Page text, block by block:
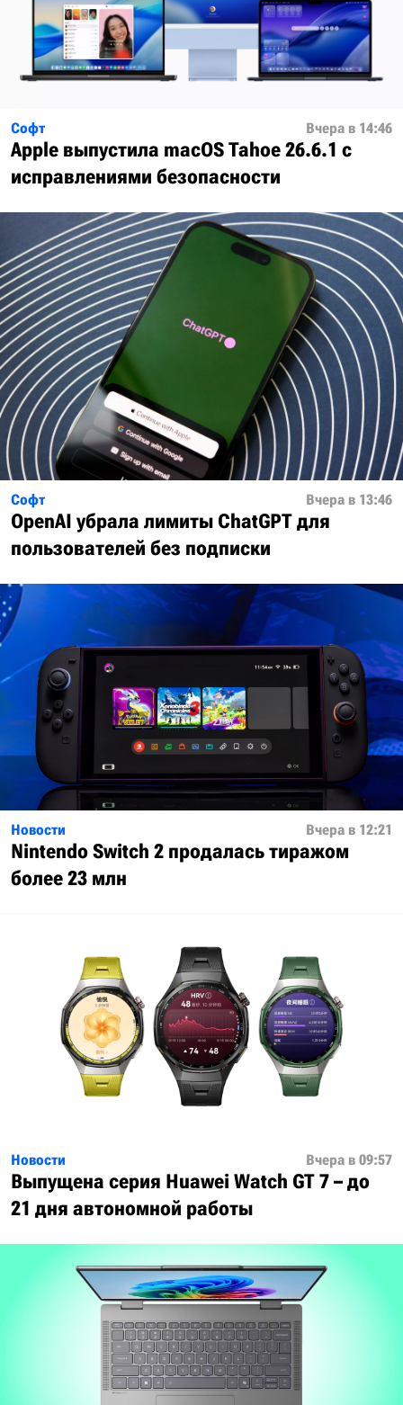
Софт Вчера в 14:46
Apple выпустила macOS Tahoe 26.6.1 с
исправлениями безопасности
Софт Вчера в 13:46
OpenAI убрала лимиты ChatGPT для
пользователей без подписки
Новости Вчера в 12:21
Nintendo Switch 2 продалась тиражом
более 23 млн
Новости Вчера в 09:57
Выпущена серия Huawei Watch GT 7 – до
21 дня автономной работы